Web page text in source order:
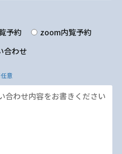
予約
zoom内覧予約
合わせ
意